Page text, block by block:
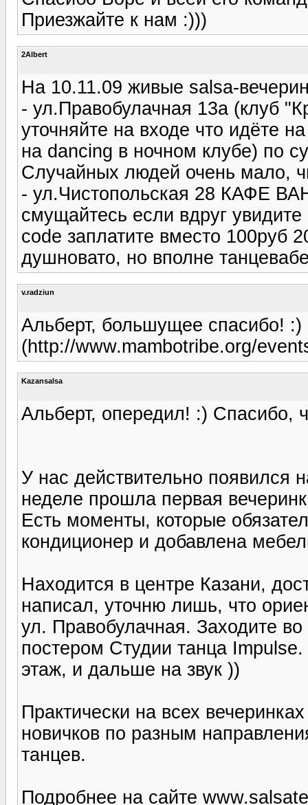
Приезжайте к нам :)))
2Albert
На 10.11.09 живые salsa-
- ул.Правобулачная 13а (клуб
уточняйте на входе что идёте
на dancing в ночном клубе) по
Cлучайных людей очень мало,
- ул.Чистопольская 28 КАФЕ
смущайтесь если вдруг
code заплатите вместо 100руб
душновато, но вполне
v.radziun
Альберт, большущее спасибо!
(http://www.mambotribe.org/
Kazansalsa
Альберт, опередил! :) Спасибо,
У нас действительно появился
неделе прошла первая
Есть моменты, которые
кондиционер и добавлена
Находится в центре Казани,
написал, уточню лишь, что
ул. Правобулачная. Заходите
постером Студии танца
этаж, и дальше на звук ))
Практически на всех
новичков по разным
танцев.
Подробнее на сайте